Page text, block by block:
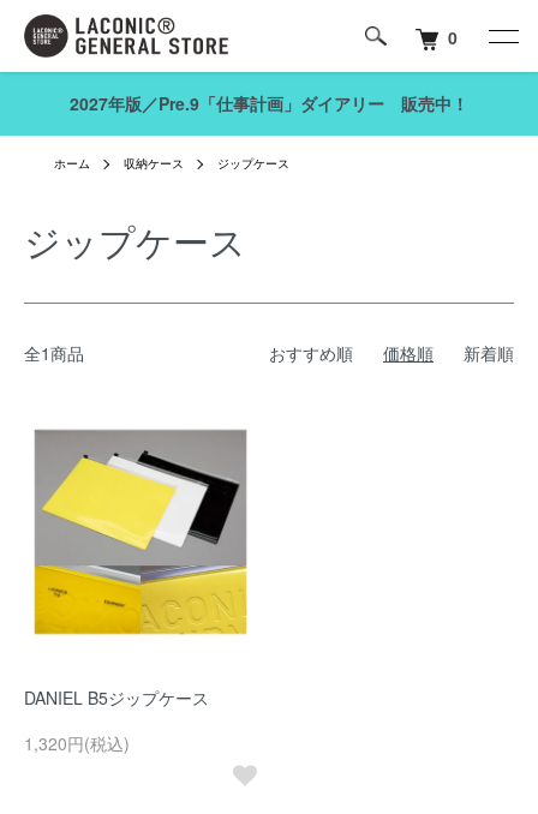
0
2027年版／Pre.9「仕事計画」ダイアリー 販売中！
ホーム 収納ケース ジップケース
ジップケース
全1商品 おすすめ順 価格順 新着順
DANIEL B5ジップケース
1,320円(税込)